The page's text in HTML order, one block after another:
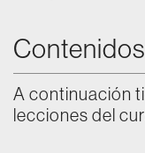
A continuación
lecciones del